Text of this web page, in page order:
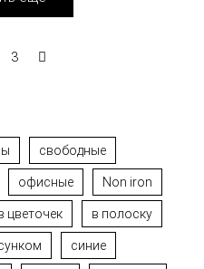
3
свободные
офисные Non iron
цветочек в полоску
синие